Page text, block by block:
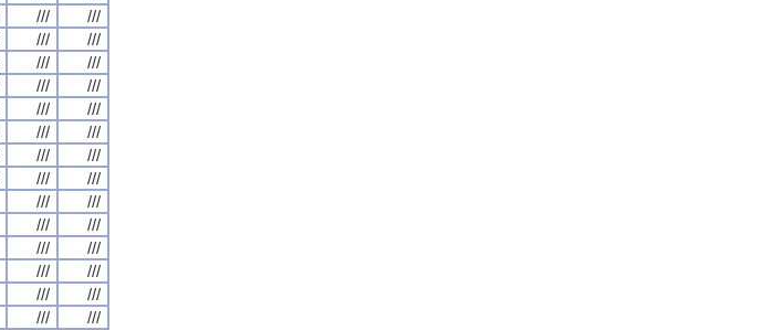
///
///
///
///
///
///
///
///
///
///
///
///
///
///
///
///
///
///
///
///
///
///
///
///
///
///
/// ///